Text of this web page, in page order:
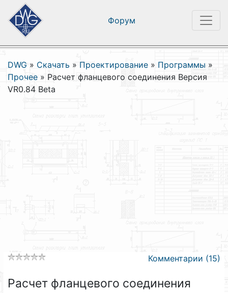
Форум
DWG » Скачать » Проектирование » Программы »
Прочее » Расчет фланцевого соединения Версия
VR0.84 Beta
Комментарии (15)
Расчет фланцевого соединения